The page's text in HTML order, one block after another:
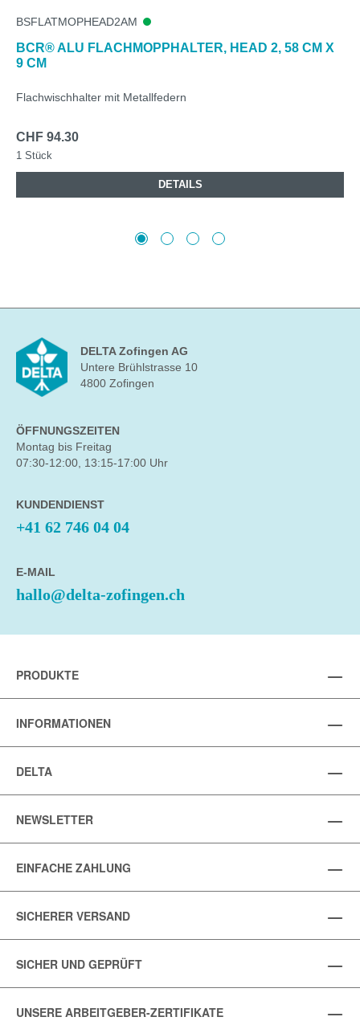
BSFLATMOPHEAD2AM
BCR® ALU FLACHMOPPHALTER, HEAD 2, 58 CM X
9 CM
Flachwischhalter mit Metallfedern
CHF 94.30
1 Stück
DETAILS
DELTA Zofingen AG
Untere Brühlstrasse 10
4800 Zofingen
ÖFFNUNGSZEITEN
Montag bis Freitag
07:30-12:00, 13:15-17:00 Uhr
KUNDENDIENST
+41 62 746 04 04
E-MAIL
hallo@delta-zofingen.ch
PRODUKTE
INFORMATIONEN
DELTA
NEWSLETTER
EINFACHE ZAHLUNG
SICHERER VERSAND
SICHER UND GEPRÜFT
UNSERE ARBEITGEBER-ZERTIFIKATE